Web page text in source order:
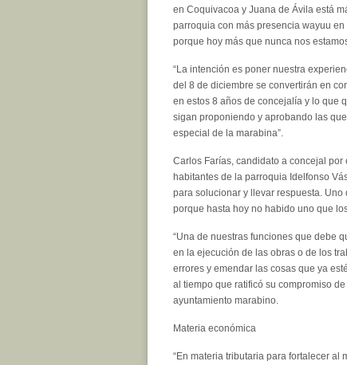
en Coquivacoa y Juana de Ávila está
parroquia con más presencia wayuu
porque hoy más que nunca nos
“La intención es poner nuestra
del 8 de diciembre se convertirán en
en estos 8 años de concejalía y lo que
sigan proponiendo y aprobando las
especial de la marabina”.
Carlos Farías, candidato a concejal
habitantes de la parroquia Idelfonso
para solucionar y llevar respuesta.
porque hasta hoy no habido uno que
“Una de nuestras funciones que debe
en la ejecución de las obras o de los
errores y emendar las cosas que ya
al tiempo que ratificó su compromiso
ayuntamiento marabino.
Materia económica
“En materia tributaria para fortalecer al